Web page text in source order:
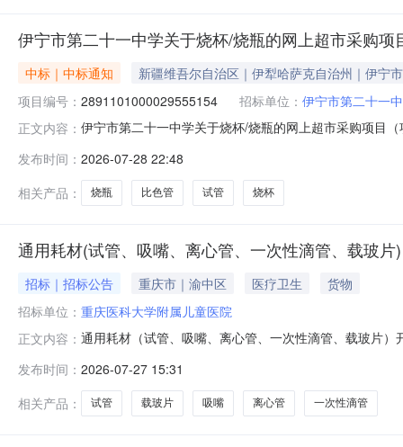
伊宁市第二十一中学关于烧杯/烧瓶的网上超市采购项
中标｜中标通知
新疆维吾尔自治区｜伊犁哈萨克自治州｜伊宁市
项目编号： 2891101000029555154 招标单位： 伊宁市第二十一
正文内容： 伊宁市第二十一中学关于烧杯/烧瓶的网上超市采购项目
码:654002项目所在行政区划名称:新疆维吾尔自治区伊
发布时间： 2026-07-28 22:48
相关产品：
烧瓶 比色管 试管 烧杯
通用耗材(试管、吸嘴、离心管、一次性滴管、载玻片)
招标｜招标公告 重庆市｜渝中区 医疗卫生
货物
招标单位： 重庆医科大学附属儿童医院
正文内容： 通用耗材（试管、吸嘴、离心管、一次性滴管、载玻片
医疗器械经营许可证；二、报名时间及地点1.报名时间
发布时间： 2026-07-27 15:31
相关产品：
试管 载玻片 吸嘴 离心管 一次性滴管